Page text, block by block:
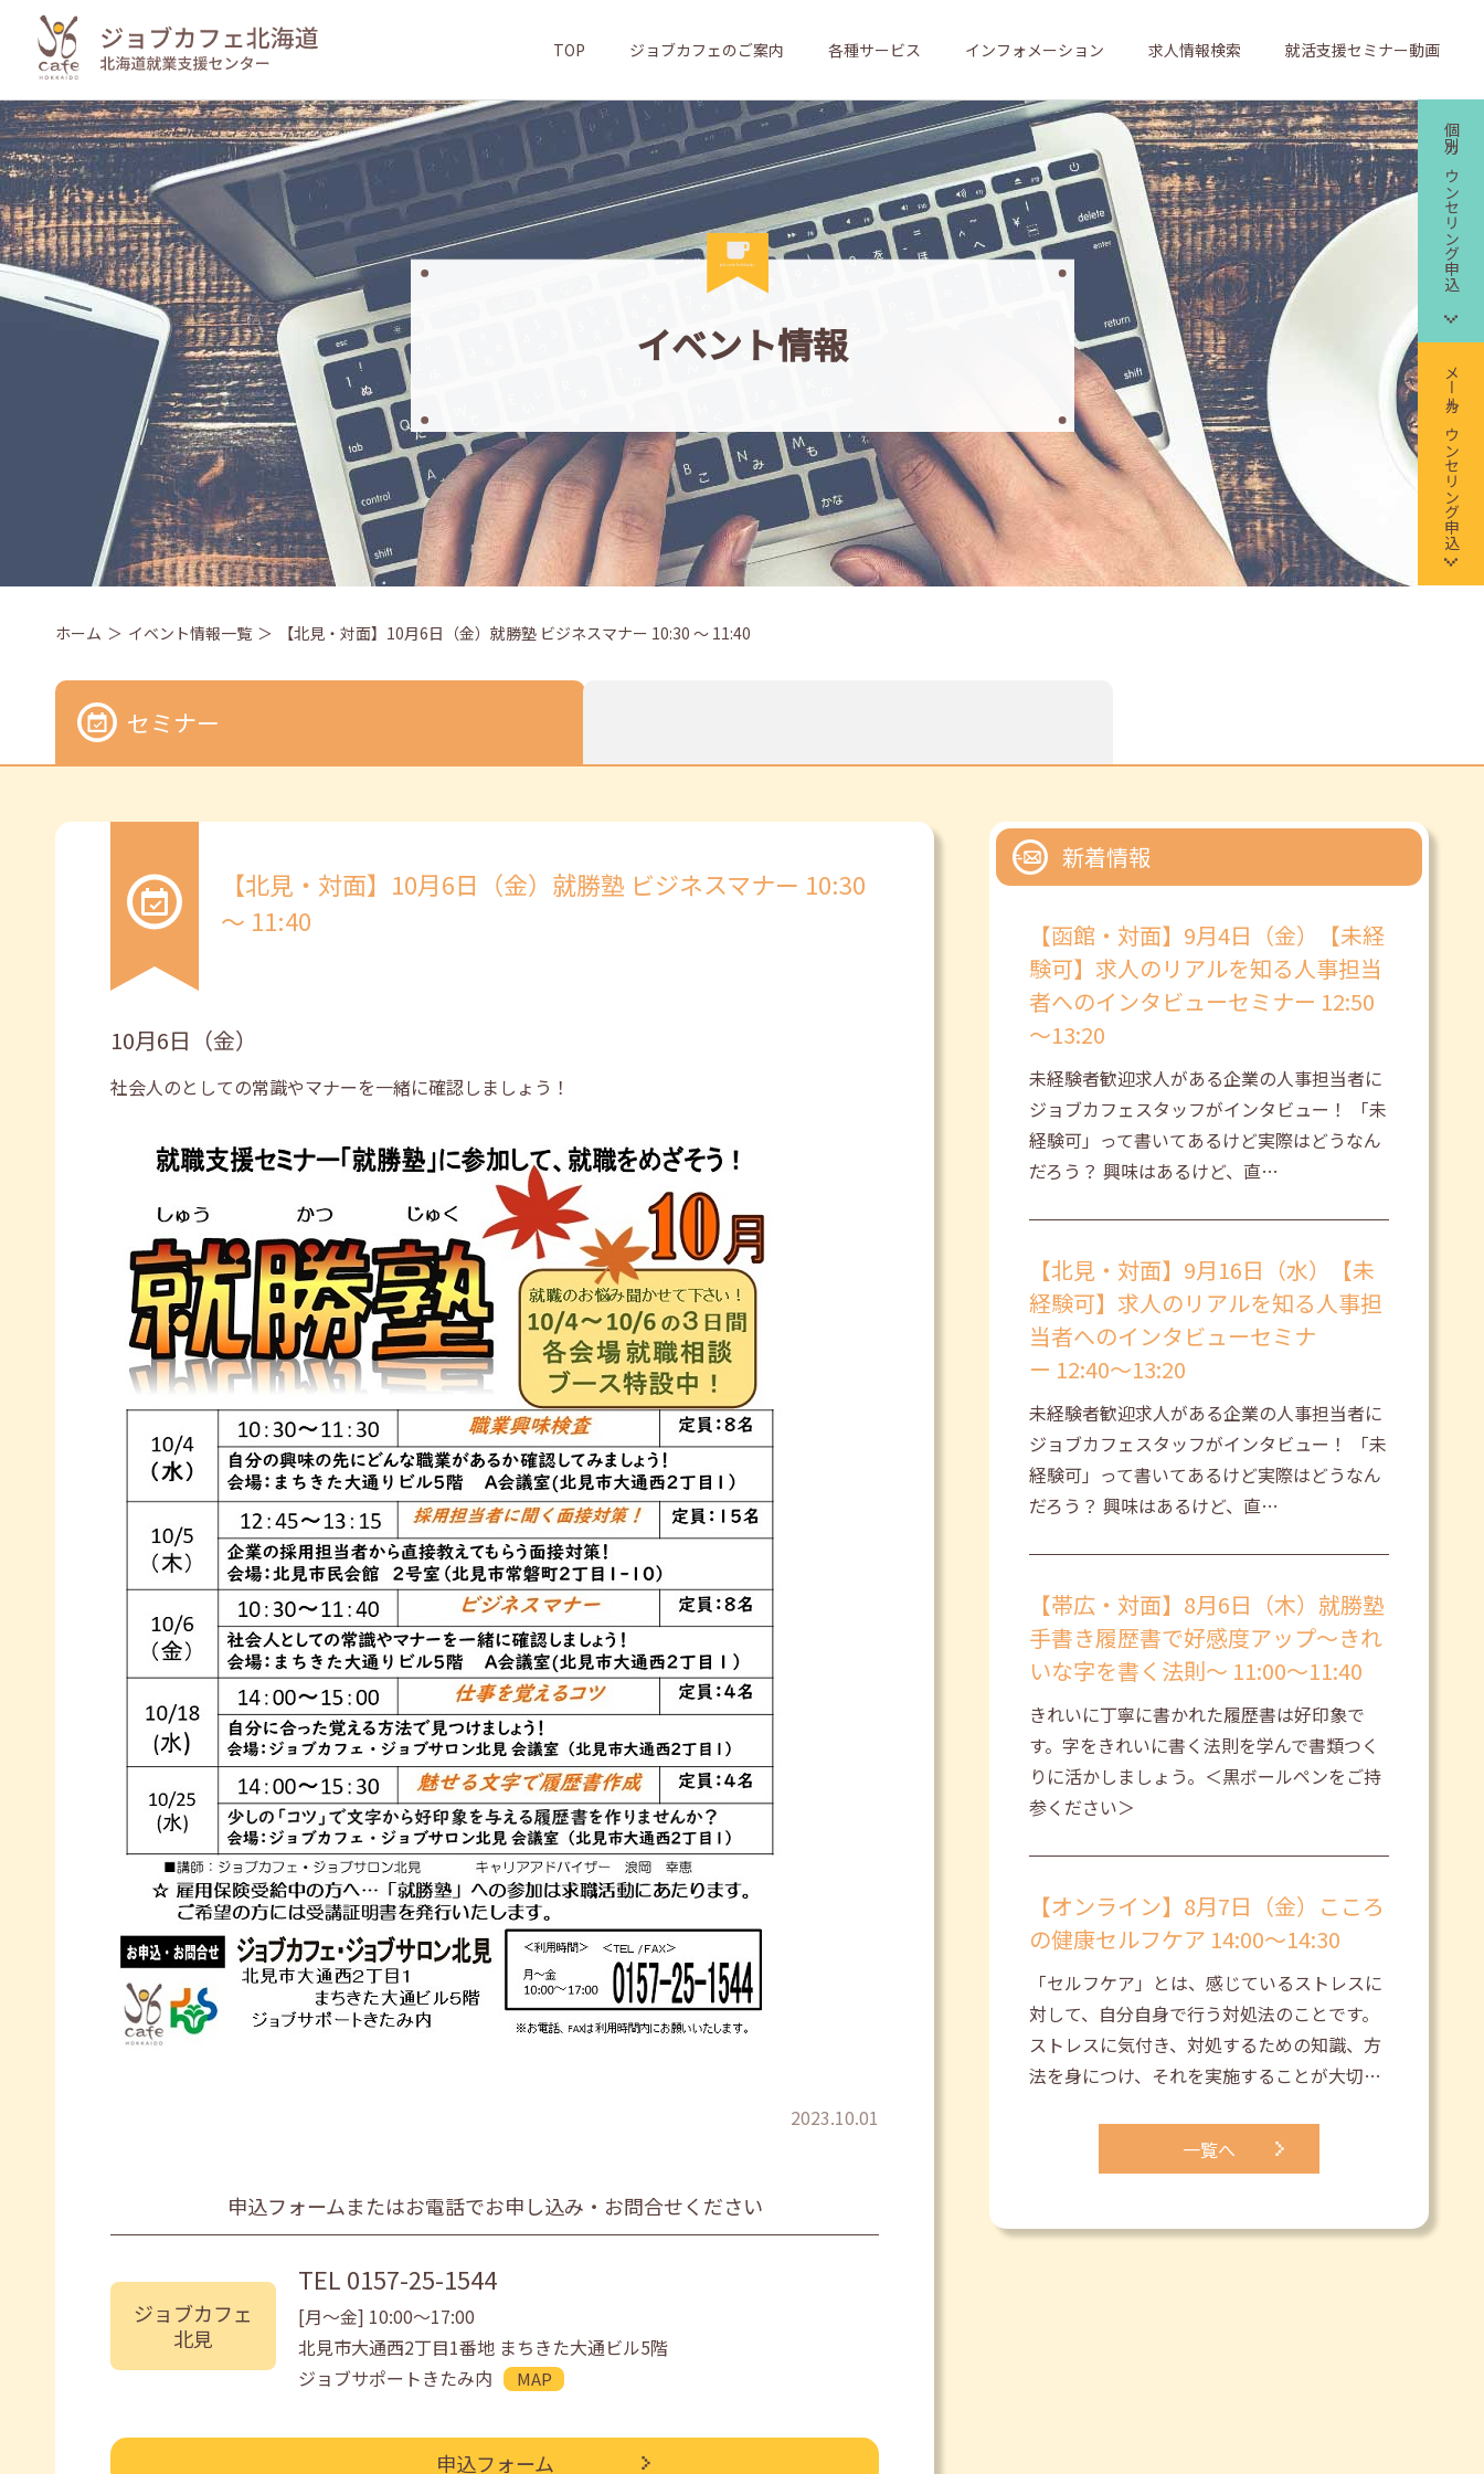
TOP ジョブカフェのご案内 各種サービス インフォメーション 求人情報検索 就活支援セミナー動画
個別カウンセリング申込
メールカウンセリング申込
イベント情報
ホーム イベント情報一覧 【北見・対面】10月6日（金）就勝塾 ビジネスマナー 10:30 ～ 11:40
セミナー
【北見・対面】10月6日（金）就勝塾 ビジネスマナー 10:30
～ 11:40
10月6日（金）
社会人のとしての常識やマナーを一緒に確認しましょう！
2023.10.01
申込フォームまたはお電話でお申し込み・お問合せください
ジョブカフェ
北見
TEL 0157-25-1544
[月〜金] 10:00〜17:00
北見市大通西2丁目1番地 まちきた大通ビル5階
ジョブサポートきたみ内
MAP
申込フォーム
新着情報
【函館・対面】9月4日（金）【未経
験可】求人のリアルを知る人事担当
者へのインタビューセミナー 12:50
～13:20
未経験者歓迎求人がある企業の人事担当者に
ジョブカフェスタッフがインタビュー！ 「未
経験可」って書いてあるけど実際はどうなん
だろう？ 興味はあるけど、直…
【北見・対面】9月16日（水）【未
経験可】求人のリアルを知る人事担
当者へのインタビューセミナ
ー 12:40～13:20
未経験者歓迎求人がある企業の人事担当者に
ジョブカフェスタッフがインタビュー！ 「未
経験可」って書いてあるけど実際はどうなん
だろう？ 興味はあるけど、直…
【帯広・対面】8月6日（木）就勝塾
手書き履歴書で好感度アップ～きれ
いな字を書く法則～ 11:00～11:40
きれいに丁寧に書かれた履歴書は好印象で
す。字をきれいに書く法則を学んで書類つく
りに活かしましょう。＜黒ボールペンをご持
参ください＞
【オンライン】8月7日（金）こころ
の健康セルフケア 14:00～14:30
「セルフケア」とは、感じているストレスに
対して、自分自身で行う対処法のことです。
ストレスに気付き、対処するための知識、方
法を身につけ、それを実施することが大切…
一覧へ